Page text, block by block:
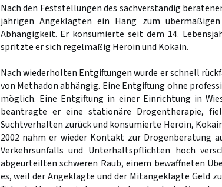
Nach den Feststellungen des sachverständig
jährigen Angeklagten ein Hang zum
Abhängigkeit. Er konsumierte seit dem 14.
spritzte er sich regelmäßig Heroin und Kokain.
Nach wiederholten Entgiftungen wurde er schnell
von Methadon abhängig. Eine Entgiftung ohne
möglich. Eine Entgiftung in einer Einrichtung in
beantragte er eine stationäre Drogentherapie,
Suchtverhalten zurück und konsumierte Heroin,
2002 nahm er wieder Kontakt zur Drogenberatung
Verkehrsunfalls und Unterhaltspflichten hoch
abgeurteilten schweren Raub, einem bewaffneten
es, weil der Angeklagte und der Mitangeklagte Geld